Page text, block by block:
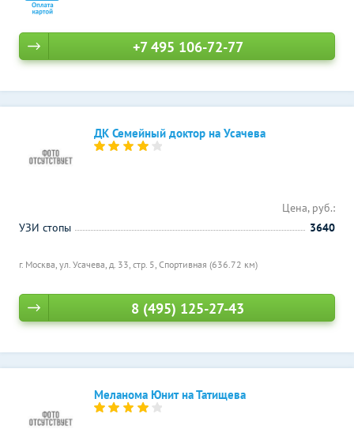
+7 495 106-72-77
ДК Семейный доктор на Усачева
г. Москва, ул. Усачева, д. 33, стр. 5, Спортивная (636.72 км)
Цена, руб.:
УЗИ стопы
3640
8 (495) 125-27-43
Меланома Юнит на Татищева